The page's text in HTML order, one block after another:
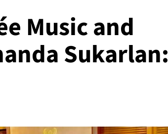
Music and
Sukarlan: